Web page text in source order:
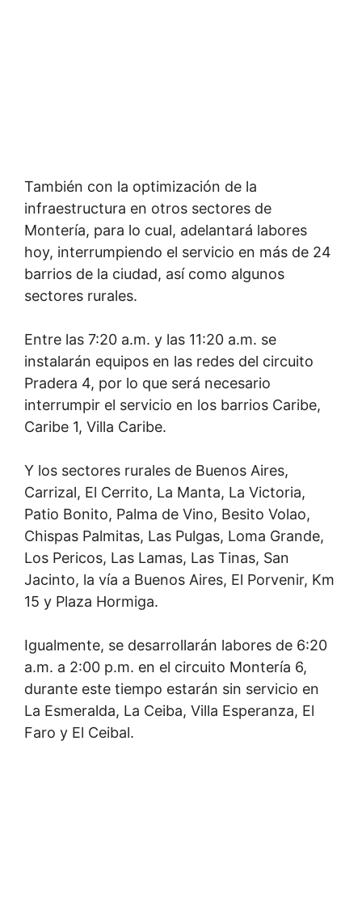
También con la optimización de la
infraestructura en otros sectores de
Montería, para lo cual, adelantará labores
hoy, interrumpiendo el servicio en más de 24
barrios de la ciudad, así como algunos
sectores rurales.
Entre las 7:20 a.m. y las 11:20 a.m. se
instalarán equipos en las redes del circuito
Pradera 4, por lo que será necesario
interrumpir el servicio en los barrios Caribe,
Caribe 1, Villa Caribe.
Y los sectores rurales de Buenos Aires,
Carrizal, El Cerrito, La Manta, La Victoria,
Patio Bonito, Palma de Vino, Besito Volao,
Chispas Palmitas, Las Pulgas, Loma Grande,
Los Pericos, Las Lamas, Las Tinas, San
Jacinto, la vía a Buenos Aires, El Porvenir, Km
15 y Plaza Hormiga.
Igualmente, se desarrollarán labores de 6:20
a.m. a 2:00 p.m. en el circuito Montería 6,
durante este tiempo estarán sin servicio en
La Esmeralda, La Ceiba, Villa Esperanza, El
Faro y El Ceibal.